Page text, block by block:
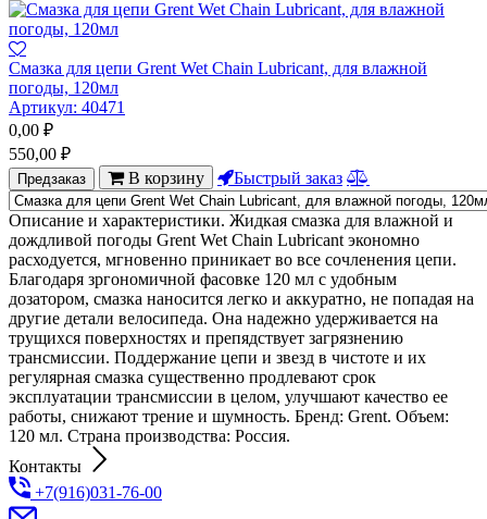
Смазка для цепи Grent Wet Chain Lubricant, для влажной
погоды, 120мл
Артикул: 40471
0,00 ₽
550,00 ₽
Предзаказ В корзину Быстрый заказ
Описание и характеристики. Жидкая смазка для влажной и
дождливой погоды Grent Wet Chain Lubricant экономно
расходуется, мгновенно приникает во все сочленения цепи.
Благодаря зргономичной фасовке 120 мл с удобным
дозатором, смазка наносится легко и аккуратно, не попадая на
другие детали велосипеда. Она надежно удерживается на
трущихся поверхностях и препядствует загрязнению
трансмиссии. Поддержание цепи и звезд в чистоте и их
регулярная смазка существенно продлевают срок
эксплуатации трансмиссии в целом, улучшают качество ее
работы, снижают трение и шумность. Бренд: Grent. Объем:
120 мл. Страна производства: Россия.
Контакты
+7(916)031-76-00